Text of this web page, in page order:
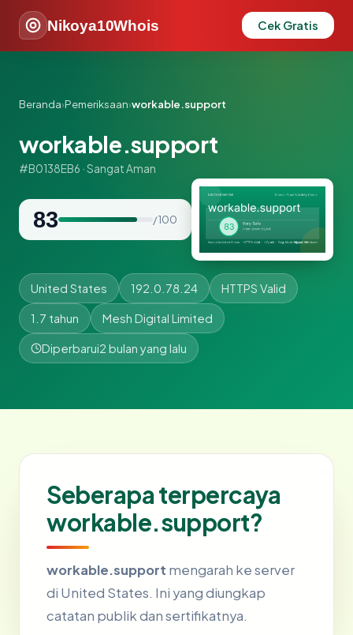
Nikoya10Whois Cek Gratis
Beranda›Pemeriksaan›workable.support
workable.support
#B0138EB6 · Sangat Aman
83 / 100
United States 192.0.78.24 HTTPS Valid
1.7 tahun Mesh Digital Limited
Diperbarui2 bulan yang lalu
Seberapa terpercaya
workable.support?
workable.support mengarah ke server
di United States. Ini yang diungkap
catatan publik dan sertifikatnya.